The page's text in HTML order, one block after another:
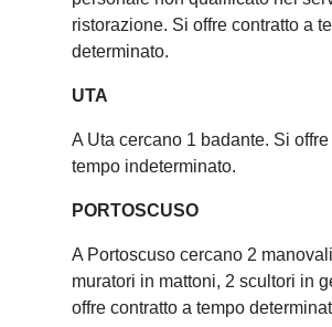
ristorazione. Si offre contratto a
determinato.
UTA
A Uta cercano 1 badante. Si offre
tempo indeterminato.
PORTOSCUSO
A Portoscuso cercano 2
muratori in mattoni, 2 scultori in
offre contratto a tempo